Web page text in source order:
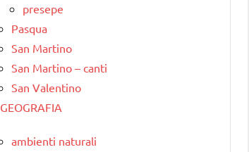
presepe
Pasqua
San Martino
San Martino – canti
San Valentino
GEOGRAFIA
ambienti naturali